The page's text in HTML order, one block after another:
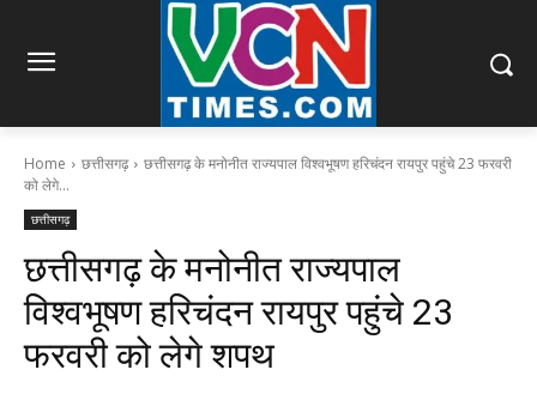
Home छत्तीसगढ़
छत्तीसगढ़ के मनोनीत राज्यपाल विश्वभूषण हरिचंदन रायपुर पहुंचे 23 फरवरी
को लेगे...
छत्तीसगढ़
छत्तीसगढ़ के मनोनीत राज्यपाल
विश्वभूषण हरिचंदन रायपुर पहुंचे 23
फरवरी को लेगे शपथ